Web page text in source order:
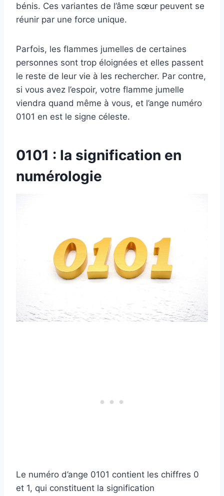
bénis. Ces variantes de l’âme sœur peuvent se
réunir par une force unique.
Parfois, les flammes jumelles de certaines
personnes sont trop éloignées et elles passent
le reste de leur vie à les rechercher. Par contre,
si vous avez l’espoir, votre flamme jumelle
viendra quand même à vous, et l’ange numéro
0101 en est le signe céleste.
0101 : la signification en
numérologie
Le numéro d’ange 0101 contient les chiffres 0
et 1, qui constituent la signification